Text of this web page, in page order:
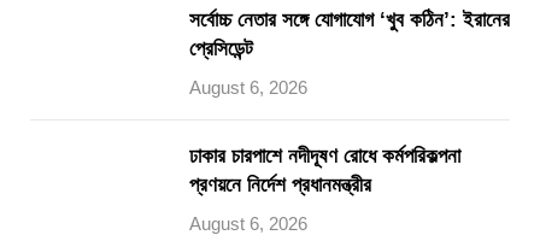
সর্বোচ্চ নেতার সঙ্গে যোগাযোগ ‘খুব কঠিন’: ইরানের
প্রেসিডেন্ট
August 6, 2026
ঢাকার চারপাশে নদীদূষণ রোধে কর্মপরিকল্পনা
প্রণয়নে নির্দেশ প্রধানমন্ত্রীর
August 6, 2026